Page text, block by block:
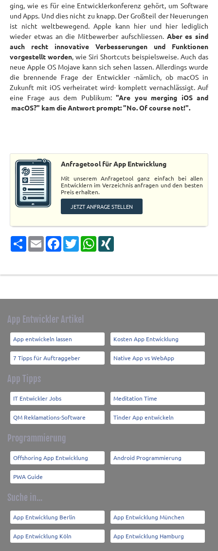
ging, wie es für eine Entwicklerkonferenz gehört, um Software
und Apps. Und dies nicht zu knapp. Der Großteil der Neuerungen
ist nicht weltbewegend. Apple kann hier und hier lediglich
wieder etwas an die Mitbewerber aufschliessen. Aber es sind
auch recht innovative Verbesserungen und Funktionen
vorgestellt worden, wie Siri Shortcuts beispielsweise. Auch das
neue Apple OS Mojave kann sich sehen lassen. Allerdings wurde
die brennende Frage der Entwickler -nämlich, ob macOS in
Zukunft mit iOS verheiratet wird- komplett vernachlässigt. Auf
eine Frage aus dem Publikum:"Are you merging iOS and
macOS?" kam die Antwort prompt: "No. Of course not!".
Anfragetool für App Entwicklung
Mit unserem Anfragetool ganz einfach bei allen
Entwicklern im Verzeichnis anfragen und den besten
Preis erhalten.
JETZT ANFRAGE STELLEN
Share Email Facebook
TwitterWhatsApp
App Entwickler Artikel
App entwickeln lassen Kosten App Entwicklung
7 Tipps für Auftraggeber Native App vs WebApp
App Tipps
IT Entwickler Jobs Meditation Time
QM Reklamations-Software Tinder App entwickeln
Programmierung
Offshoring App Entwicklung Android Programmierung
PWA Guide
Suche in...
App Entwicklung Berlin App Entwicklung München
App Entwicklung Köln App Entwicklung Hamburg